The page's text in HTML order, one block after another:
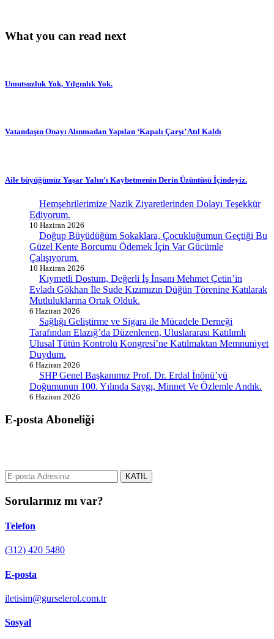
What you can read next
Umutsuzluk Yok, Yılgınlık Yok.
Vatandaşın Onayı Alınmadan Yapılan ‘Kapalı Çarşı’ Atıl Kaldı
Aile büyüğümüz Yaşar Yalın’ı Kaybetmenin Derin Üzüntüsü İçindeyiz.
Hemşehrilerimize Nazik Ziyaretlerinden Dolayı Teşekkür
Ediyorum.
10 Haziran 2026
Doğup Büyüdüğüm Sokaklara, Çocukluğumun Geçtiği Bu
Güzel Kente Borcumu Ödemek İçin Var Gücümle
Çalışıyorum.
10 Haziran 2026
Kıymetli Dostum, Değerli İş İnsanı Mehmet Çetin’in
Evladı Gökhan İle Sude Kızımızın Düğün Törenine Katılarak
Mutluluklarına Ortak Olduk.
6 Haziran 2026
Sağlığı Geliştirme ve Sigara ile Mücadele Derneği
Tarafından Elazığ’da Düzenlenen, Uluslararası Katılımlı
Ulusal Tütün Kontrolü Kongresi’ne Katılmaktan Memnuniyet
Duydum.
6 Haziran 2026
SHP Genel Başkanımız Prof. Dr. Erdal İnönü’yü
Doğumunun 100. Yılında Saygı, Minnet Ve Özlemle Andık.
6 Haziran 2026
E-posta Aboneliği
KATIL
Sorularınız mı var?
Telefon
(312) 420 5480
E-posta
iletisim@gurselerol.com.tr
Sosyal